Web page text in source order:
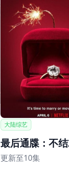
大陆综艺
更新至10集